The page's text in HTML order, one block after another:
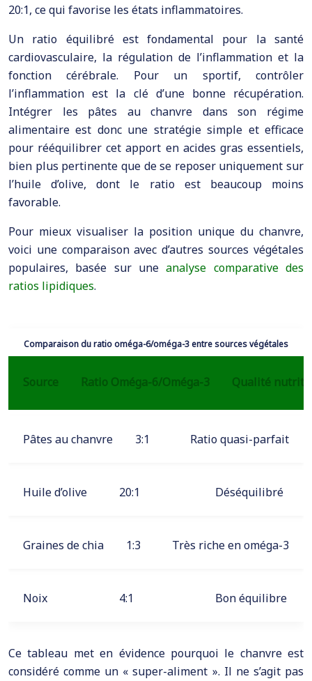
20:1, ce qui favorise les états inflammatoires.
Un ratio équilibré est fondamental pour la santé
cardiovasculaire, la régulation de l’inflammation et la
fonction cérébrale. Pour un sportif, contrôler
l’inflammation est la clé d’une bonne récupération.
Intégrer les pâtes au chanvre dans son régime
alimentaire est donc une stratégie simple et efficace
pour rééquilibrer cet apport en acides gras essentiels,
bien plus pertinente que de se reposer uniquement sur
l’huile d’olive, dont le ratio est beaucoup moins
favorable.
Pour mieux visualiser la position unique du chanvre,
voici une comparaison avec d’autres sources végétales
populaires, basée sur uneanalyse comparative des
ratios lipidiques.
Comparaison du ratio oméga-6/oméga-3 entre sources végétales
Source Ratio Oméga-6/Oméga-3 Qualité
Pâtes au chanvre 3:1 Ratio quasi-parfait
Huile d’olive 20:1 Déséquilibré
Graines de chia 1:3 Très riche en oméga-3
Noix 4:1 Bon équilibre
Ce tableau met en évidence pourquoi le chanvre est
considéré comme un « super-aliment ». Il ne s’agit pas